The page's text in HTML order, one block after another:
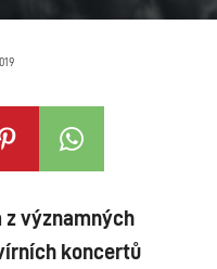
z významných
koncertů